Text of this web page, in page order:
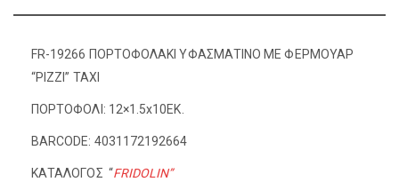
FR-19266 ΠΟΡΤΟΦΟΛΑΚΙ ΥΦΑΣΜΑΤΙΝΟ ΜΕ ΦΕΡΜΟΥΑΡ
“ΡΙΖΖΙ” ΤΑΧΙ
ΠΟΡΤΟΦΟΛΙ: 12×1.5x10EK.
BARCODE: 4031172192664
ΚΑΤΑΛΟΓΟΣ “FRIDOLIN”